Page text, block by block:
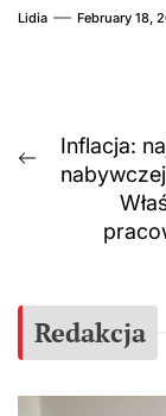
Lidia February 18,
Post
navigation
Previous
Inflacja:
nabywczej
Redakcja